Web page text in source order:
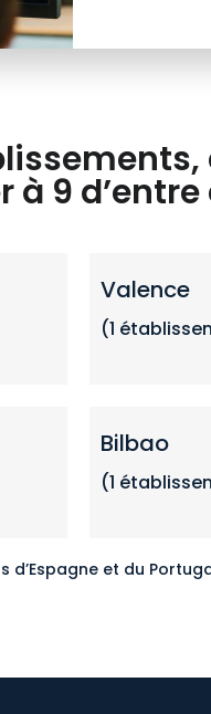
à 9 d’entre
Valence
(1
Bilbao
(1
d’Espagne et du